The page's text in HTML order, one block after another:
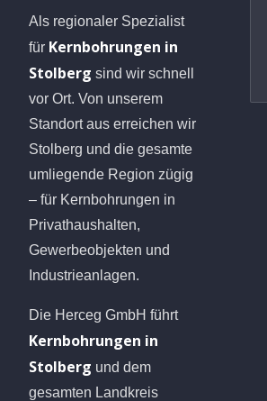
Als regionaler Spezialist
für Kernbohrungen in
Stolberg sind wir schnell
vor Ort. Von unserem
Standort aus erreichen wir
Stolberg und die gesamte
umliegende Region zügig
– für Kernbohrungen in
Privathaushalten,
Gewerbeobjekten und
Industrieanlagen.
Die Herceg GmbH führt
Kernbohrungen in
Stolberg und dem
gesamten Landkreis